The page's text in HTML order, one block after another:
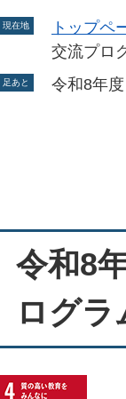
現在地 トップペ
交流プロ
足あと 令和8年
令和8
ログラ